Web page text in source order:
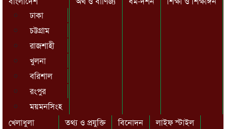
ঢাকা
চট্টগ্রাম
রাজশাহী
খুলনা
বরিশাল
রংপুর
ময়মনসিংহ
খেলাধুলা
তথ্য ও প্রযুক্তি বিনোদন
লাইফ স্টাইল